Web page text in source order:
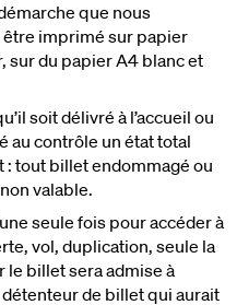
que nous
être imprimé sur papier
sur du papier A4 blanc et
soit délivré à l’accueil ou
au contrôle un état total
tout billet endommagé ou
valable.
seule fois pour accéder à
vol, duplication, seule la
billet sera admise à
de billet qui aurait